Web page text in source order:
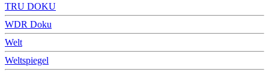
TRU DOKU
WDR Doku
Welt
Weltspiegel